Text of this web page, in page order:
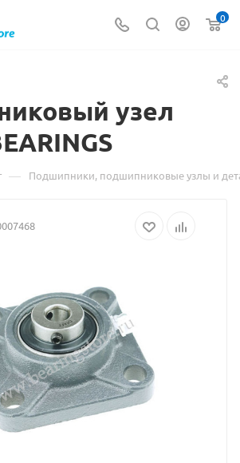
0
узел
— Подшипники, подшипниковые узлы и